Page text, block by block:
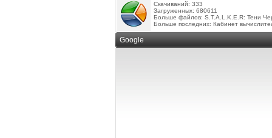
Скачиваний: 333
Загруженных: 680611
Больше файлов: S.T.A.L.K.E.R: Тени
Больше последних: Кабинет
Google